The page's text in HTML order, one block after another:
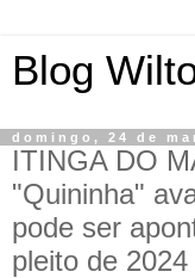
Blog
domingo, 24 de
ITINGA DO
"Quininha"
pode ser
pleito de 2024